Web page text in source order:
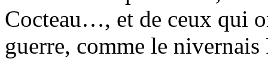
Cocteau…, et de ceux qui
guerre, comme le